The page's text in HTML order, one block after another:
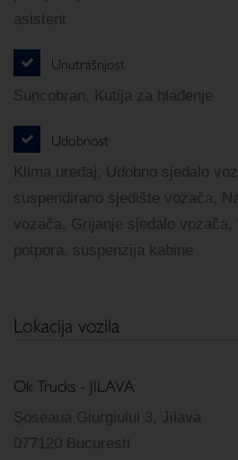
asistent
Unutrašnjost
Suncobran, Kutija za hlađenje
Udobnost
Klima uređaj, Udobno sjedalo
suspendirano sjedište vozača,
vozača, Grijanje sjedalo vozača,
potpora, suspenzija kabine
Lokacija vozila
Ok Trucks - JILAVA
Șoseaua Giurgiului 3, Jilava
077120 Bucuresti